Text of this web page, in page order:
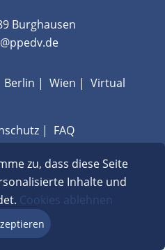
Burghausen
Berlin | Wien | Virtual
| FAQ
zu, dass diese Seite
Inhalte und
Cookies ablehnen